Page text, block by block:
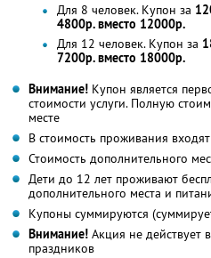
Для 8 человек. Купон за
4800р. вместо 12000р.
Для 12 человек. Купон за
7200р. вместо 18000р.
Внимание! Купон является
стоимости услуги. Полную
месте
В стоимость проживания
Стоимость дополнительного
Дети до 12 лет проживают
дополнительного места и
Купоны суммируются
Внимание! Акция не действует
праздников